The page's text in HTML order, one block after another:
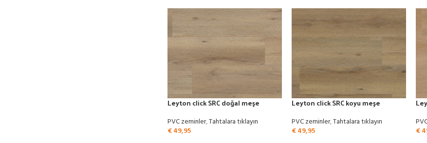
Leyton click SRC doğal meşe
PVC zeminler,Tahtalara tıklayın
€49,95
Leyton click SRC koyu meşe
PVC zeminler,Tahtalara tıklayın
€49,95
€